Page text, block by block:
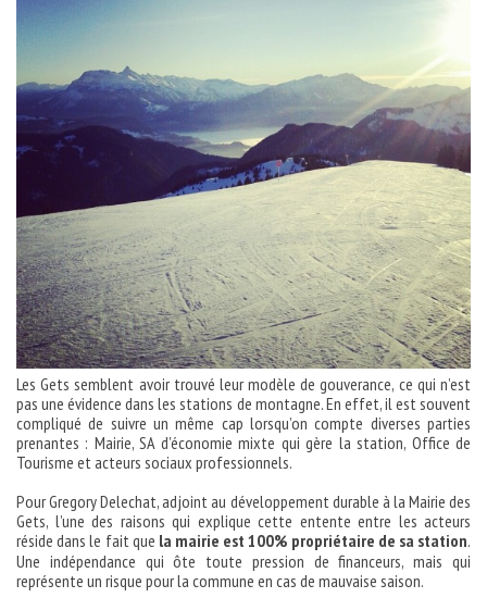
Les Gets semblent avoir trouvé leur modèle de gouverance, ce qui n’est
pas une évidence dans les stations de montagne. En effet, il est souvent
compliqué de suivre un même cap lorsqu’on compte diverses parties
prenantes : Mairie, SA d’économie mixte qui gère la station, Office de
Tourisme et acteurs sociaux professionnels.
Pour Gregory Delechat, adjoint au développement durable à la Mairie des
Gets, l’une des raisons qui explique cette entente entre les acteurs
réside dans le fait que la mairie est 100% propriétaire de sa station.
Une indépendance qui ôte toute pression de financeurs, mais qui
représente un risque pour la commune en cas de mauvaise saison.